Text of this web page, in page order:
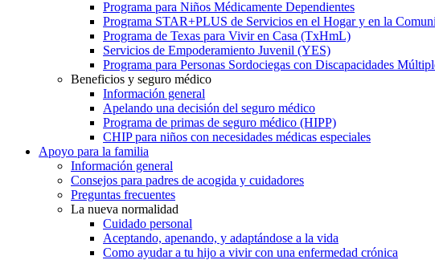
Programa para Niños Médicamente Dependientes
Programa STAR+PLUS de Servicios en el Hogar y en la
Programa de Texas para Vivir en Casa (TxHmL)
Servicios de Empoderamiento Juvenil (YES)
Programa para Personas Sordociegas con Discapacidades
Beneficios y seguro médico
Información general
Apelando una decisión del seguro médico
Programa de primas de seguro médico (HIPP)
CHIP para niños con necesidades médicas especiales
Apoyo para la familia
Información general
Consejos para padres de acogida y cuidadores
Preguntas frecuentes
La nueva normalidad
Cuidado personal
Aceptando, apenando, y adaptándose a la vida
Como ayudar a tu hijo a vivir con una enfermedad crónica